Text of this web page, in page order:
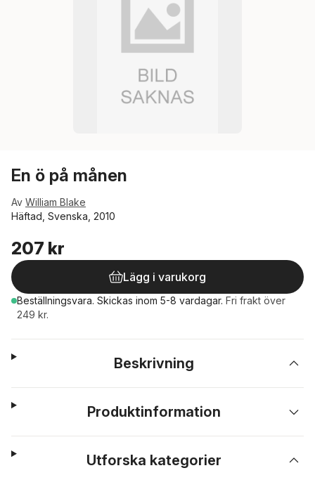
En ö på månen
Av William Blake
Häftad, Svenska, 2010
207 kr
Lägg i varukorg
Beställningsvara. Skickas inom 5-8 vardagar. Fri frakt över
249 kr.
Beskrivning
Produktinformation
Utforska kategorier